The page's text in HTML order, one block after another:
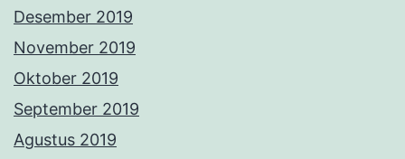
Desember 2019
November 2019
Oktober 2019
September 2019
Agustus 2019